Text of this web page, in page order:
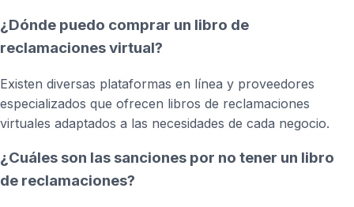
¿Dónde puedo comprar un libro de
reclamaciones virtual?
Existen diversas plataformas en línea y proveedores
especializados que ofrecen libros de reclamaciones
virtuales adaptados a las necesidades de cada negocio.
¿Cuáles son las sanciones por no tener un libro
de reclamaciones?